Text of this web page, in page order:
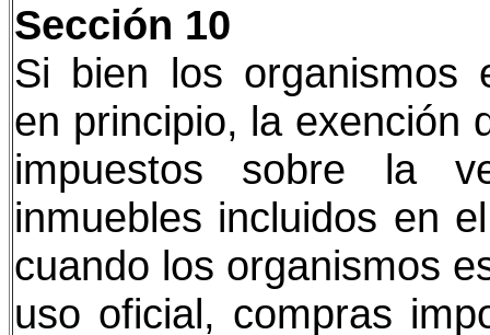
Sección 10
Si bien los organismos
en principio, la exención
impuestos sobre la
inmuebles incluidos en
cuando los organismos
uso oficial, compras